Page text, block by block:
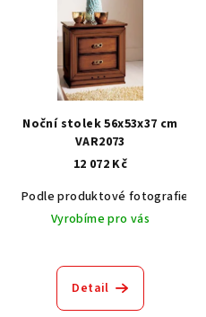
Noční stolek 56x53x37 cm
VAR2073
12 072 Kč
Podle produktové fotografie
Vyrobíme pro vás
Detail